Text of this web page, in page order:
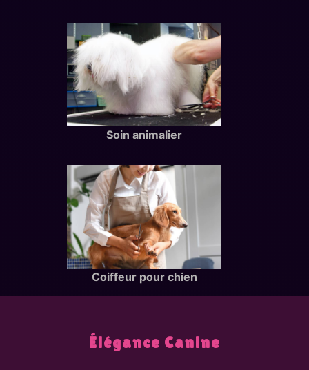
Soin animalier
Coiffeur pour chien
Élégance Canine